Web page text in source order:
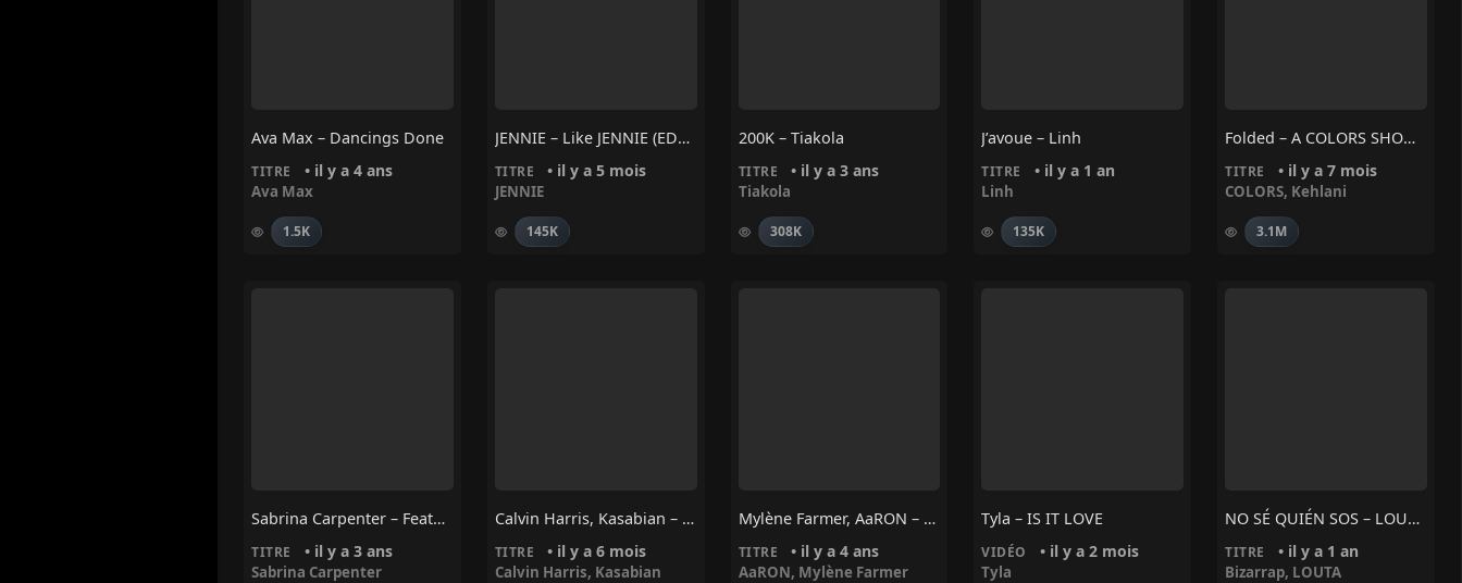
Ava Max – Dancings Done
TITRE • il y a 4 ans
Ava Max
1.5K
JENNIE – Like JENNIE (EDM Remix)
TITRE • il y a 5 mois
JENNIE
145K
200K – Tiakola
TITRE • il y a 3 ans
Tiakola
308K
J’avoue – Linh
TITRE • il y a 1 an
Linh
135K
Folded – A COLORS SHOW • Kehlani, COLORS
TITRE • il y a 7 mois
COLORS, Kehlani
3.1M
Sabrina Carpenter – Feather
TITRE • il y a 3 ans
Sabrina Carpenter
Calvin Harris, Kasabian – Release The Pressure
TITRE • il y a 6 mois
Calvin Harris, Kasabian
Mylène Farmer, AaRON – Rayon Vert (Version Piano Voix)
TITRE • il y a 4 ans
AaRON, Mylène Farmer
Tyla – IS IT LOVE
VIDÉO • il y a 2 mois
Tyla
NO SÉ QUIÉN SOS – LOUTA, Bizarrap
TITRE • il y a 1 an
Bizarrap, LOUTA